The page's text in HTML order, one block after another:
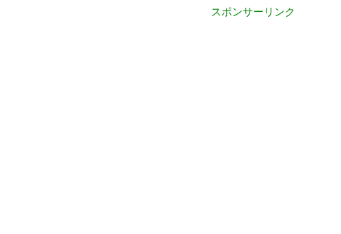
スポンサーリンク